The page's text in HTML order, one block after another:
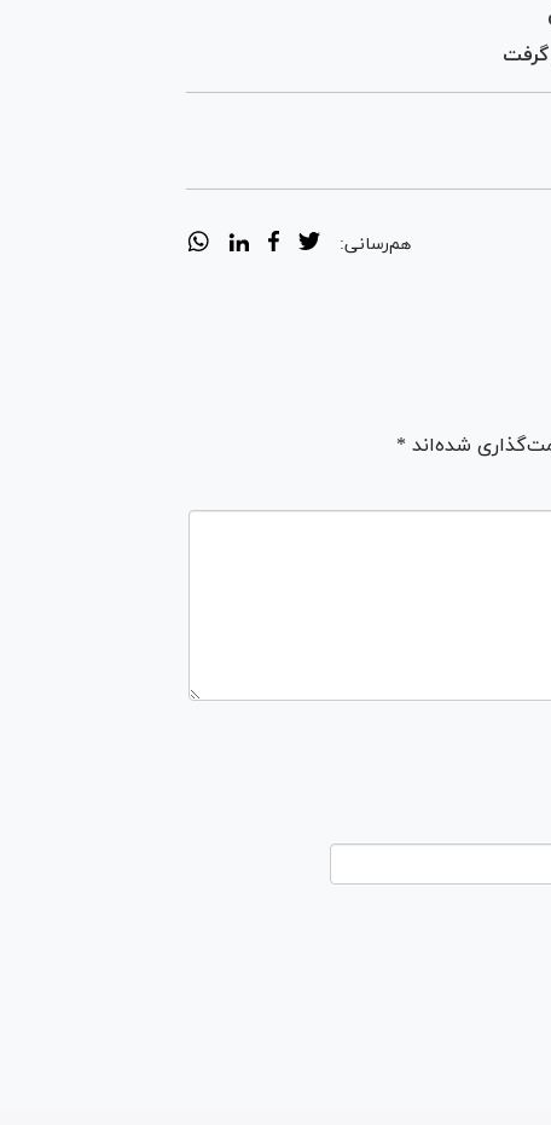
گرفت
هم‌رسانی:
شده‌اند *